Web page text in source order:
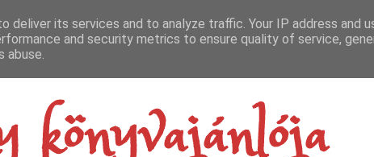
deliver its services and to analyze traffic. Your IP address and
and security metrics to ensure quality of service,
abuse.